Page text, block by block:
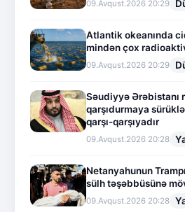
09.Avqust.2026 20:29
Atlantik okeanında
mindən çox
09.Avqust.2026 20:29
Səudiyyə Ərəbistanı
qarşıdurmaya
qarşı-qarşıyadır
09.Avqust.2026 20:28
Netanyahunun
sülh təşəbbüsünə
09.Avqust.2026 20:28